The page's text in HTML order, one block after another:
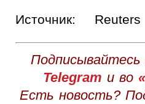
Источник: Reuters
Подписывайтесь
Telegram и во
Есть новость?